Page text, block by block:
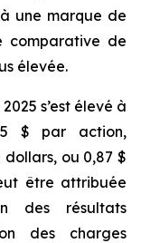
une marque de
comparative de
élevée.
s’est élevé à
$ par action,
ou 0,87 $
être attribuée
des résultats
des charges